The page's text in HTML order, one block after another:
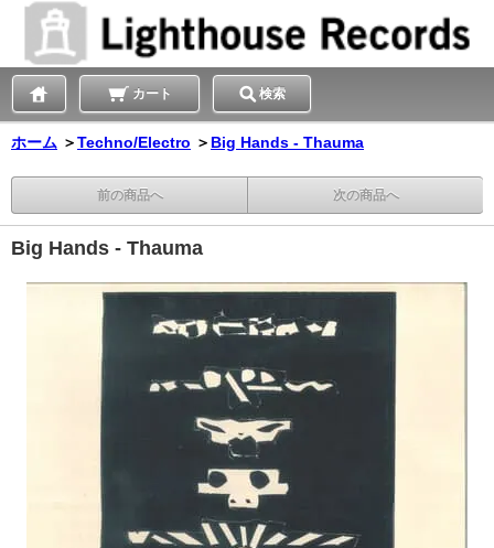
カート 検索
ホーム ＞Techno/Electro ＞ Big Hands - Thauma
前の商品へ 次の商品へ
Big Hands - Thauma